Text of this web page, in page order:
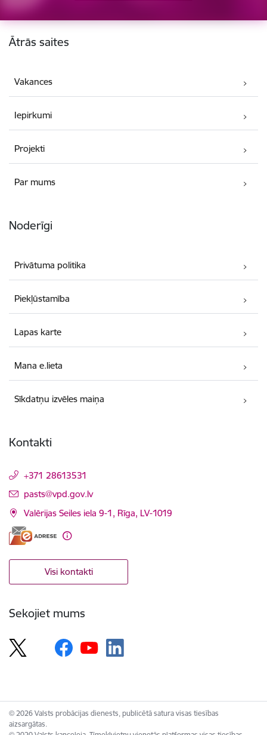
Kājene
Ātrās saites
Vakances
Iepirkumi
Projekti
Par mums
Noderīgi
Privātuma politika
Piekļūstamība
Lapas karte
Mana e.lieta
Sīkdatņu izvēles maiņa
Kontakti
+371 28613531
E-pasts:
pasts@vpd.gov.lv
Valērijas Seiles iela 9-1, Rīga, LV-1019
Visi kontakti
Sekojiet mums
© 2026 Valsts probācijas dienests, publicētā satura visas tiesības
aizsargātas.